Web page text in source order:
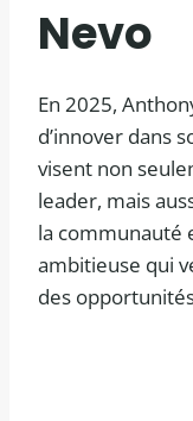
Nevo
En 2025,
d’innover dans
visent non
leader, mais
la communauté
ambitieuse qui
des